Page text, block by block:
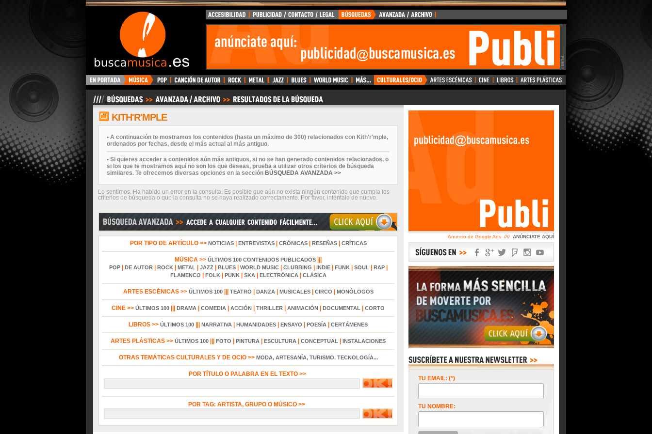
BuscaMusica.es
KITH'R'MPLE
• A continuación te mostramos los contenidos (hasta un máximo de 300) relacionados con Kith'r'mple,
ordenados por fechas, desde el más actual al más antiguo.
• Si quieres acceder a contenidos aún más antiguos, si no se han generado contenidos relacionados, o
si los que te mostramos aquí no son los que deseas, prueba a utilizar otros criterios de búsqueda
similares. Te ofrecemos diversas opciones en la sección BÚSQUEDA AVANZADA >>
Lo sentimos. Ha habido un error en la consulta. Es posible que aún no exista ningún contenido que cumpla los
criterios de búsqueda o que la consulta no se haya realizado correctamente. Por favor, inténtalo de nuevo.
POR TIPO DE ARTÍCULO >> NOTICIAS| ENTREVISTAS| CRÓNICAS| RESEÑAS| CRÍTICAS
MÚSICA >> ÚLTIMOS 100 CONTENIDOS PUBLICADOS
POP| DE AUTOR| ROCK| METAL| JAZZ| BLUES| WORLD MUSIC| CLUBBING INDIE| FUNK| SOUL| RAP|
FLAMENCO FOLK| PUNK| SKA| ELECTRÓNICA| CLÁSICA
ARTES ESCÉNICAS >> ÚLTIMOS 100||| TEATRO DANZA| MUSICALES| CIRCO MONÓLOGOS
CINE >> ÚLTIMOS 100 DRAMA COMEDIA ACCIÓN THRILLER ANIMACIÓN DOCUMENTAL CORTO
LIBROS >> ÚLTIMOS 100 NARRATIVA HUMANIDADES ENSAYO POESÍA CERTÁMENES
ARTES PLÁSTICAS >> ÚLTIMOS 100 FOTO PINTURA ESCULTURA CONCEPTUAL INSTALACIONES
OTRAS TEMÁTICAS CULTURALES Y DE OCIO >> MODA, ARTESANÍA, TURISMO, TECNOLOGÍA...
POR TÍTULO O PALABRA EN EL TEXTO >>
POR TAG: ARTISTA, GRUPO O MÚSICO >>
Anuncio de Google Ads //// ANÚNCIATE AQUÍ
TU EMAIL: (*)
TU NOMBRE: